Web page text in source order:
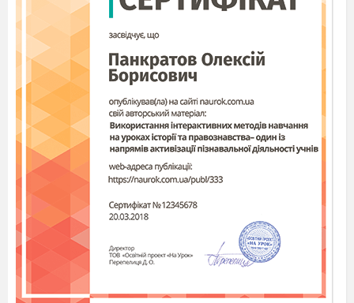
Методика випереджального навчання
2. Плодовий період утробного розвитку
Розповідь учителя
До кінця другого місяця утробного розвитку,
утворюється плацента або дитяче місце, за до
якого здійснюється зв'язок між зародком, що
розвивається в тілі матері, і організмом матері.
З моменту утворення плаценти (кінець другого
місяця розвитку) по
чинається наступний період
утробного розвитку — плодовий.
Материнська кров і кров плода течуть по різних
судинах і ніколи не змішуються.